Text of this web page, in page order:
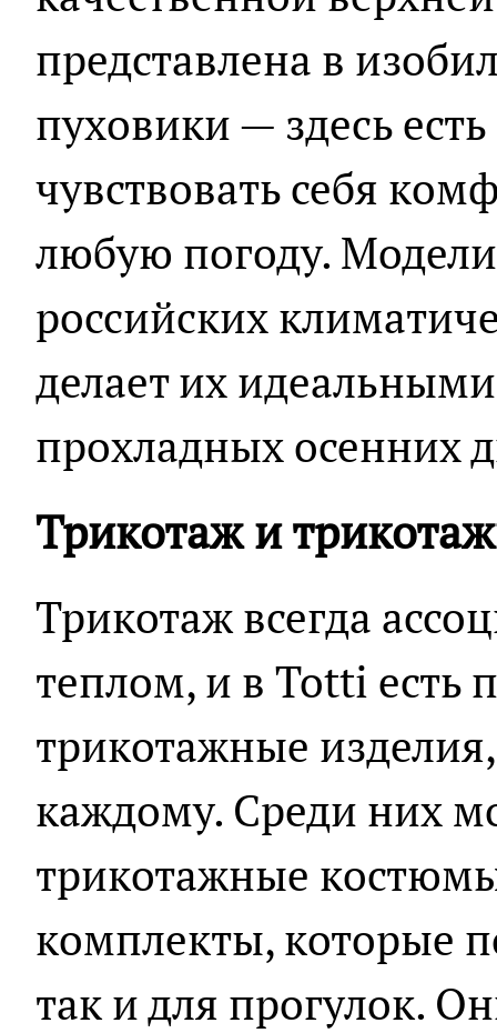
представлена в
пуховики — здесь
чувствовать себя
любую погоду.
российских
делает их
прохладных осенних
Трикотаж и
Трикотаж всегда
теплом, и в Totti есть
трикотажные
каждому. Среди них
трикотажные
комплекты, которые
так и для прогулок.